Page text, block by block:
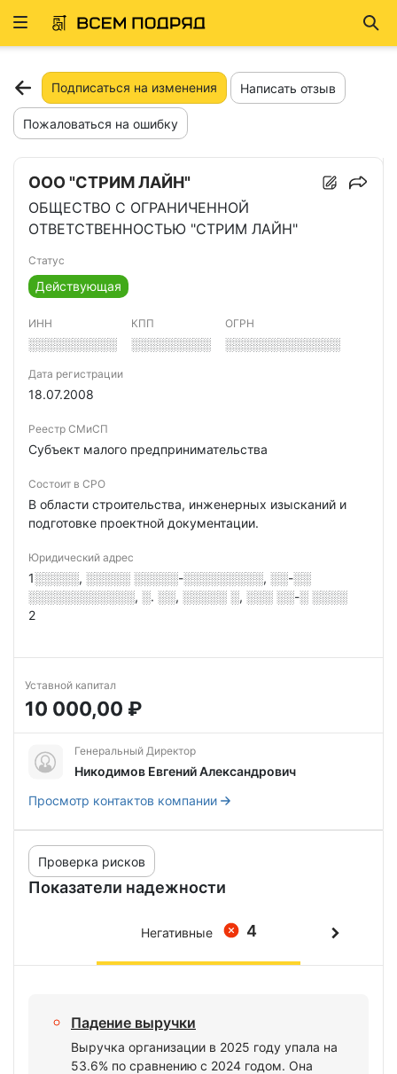
Развернуть
Подписаться на изменения Написать отзыв
Пожаловаться на ошибку
ООО "СТРИМ ЛАЙН"
ОБЩЕСТВО С ОГРАНИЧЕННОЙ
ОТВЕТСТВЕННОСТЬЮ "СТРИМ ЛАЙН"
Статус
Действующая
ИНН
░░░░░░░░░░
КПП
░░░░░░░░░
ОГРН
░░░░░░░░░░░░░
Дата регистрации
18.07.2008
Реестр СМиСП
Субъект малого предпринимательства
Состоит в СРО
В области строительства, инженерных изысканий и
подготовке проектной документации.
Юридический адрес
1░░░░░, ░░░░░ ░░░░░-░░░░░░░░░, ░░-░░
░░░░░░░░░░░░, ░. ░░, ░░░░░ ░, ░░░ ░░-░ ░░░░
2
Уставной капитал
10 000,00 ₽
Генеральный Директор
Никодимов Евгений Александрович
Просмотр контактов компании
Показатели надежности
Проверка рисков
4
Негативные
Падение выручки
Выручка организации в 2025 году упала на
53.6% по сравнению с 2024 годом. Она